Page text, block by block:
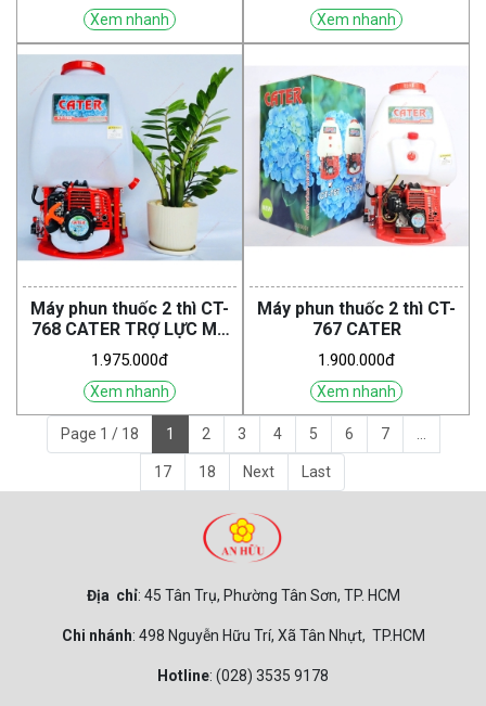
Xem nhanh Xem nhanh
Máy phun thuốc 2 thì CT-
768 CATER TRỢ LỰC MÁ
VUÔNG
1.975.000đ
Xem nhanh
Máy phun thuốc 2 thì CT-
767 CATER
1.900.000đ
Xem nhanh
Page 1 / 18 1 2 3 4 5 6 7 ...
17 18 Next Last
Địa chỉ: 45 Tân Trụ, Phường Tân Sơn, TP. HCM
Chi nhánh: 498 Nguyễn Hữu Trí, Xã Tân Nhựt, TP.HCM
Hotline: (028) 3535 9178